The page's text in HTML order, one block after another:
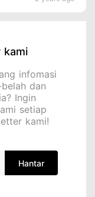
kami
infomasi
dan
Ingin
setiap
kami!
Hantar